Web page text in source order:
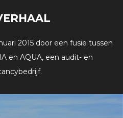
2015 door een fusie tussen
en AQUA, een audit- en